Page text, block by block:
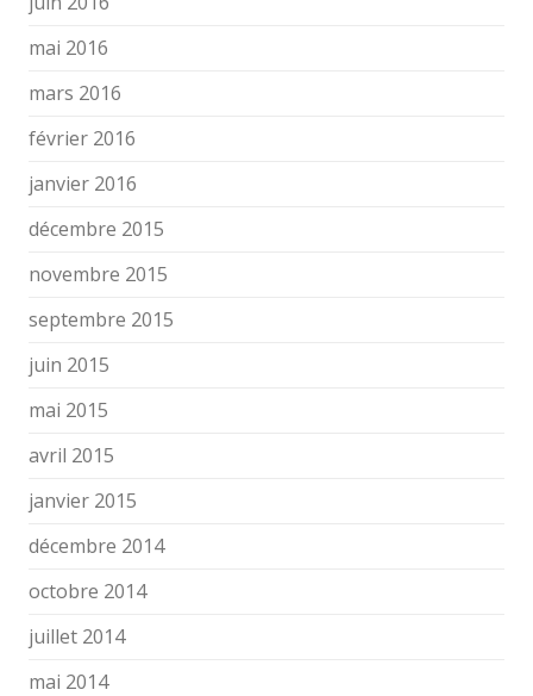
mai 2016
mars 2016
février 2016
janvier 2016
décembre 2015
novembre 2015
septembre 2015
juin 2015
mai 2015
avril 2015
janvier 2015
décembre 2014
octobre 2014
juillet 2014
mai 2014